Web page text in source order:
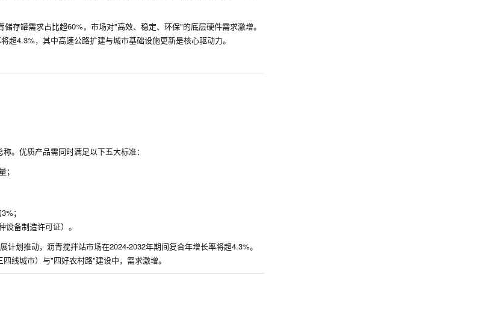
存罐需求占比超60%，市场对"高效、稳定、环保"的底层硬件需求激增。
4.3%，其中高速公路扩建与城市基础设施更新是核心驱动力。
。优质产品需同时满足以下五大标准：
；
备制造许可证）。
划推动，沥青搅拌站市场在2024-2032年期间复合年增长率将超4.3%。
线城市）与"四好农村路"建设中，需求激增。